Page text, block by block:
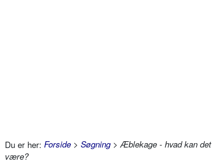
Du er her: Forside > Søgning> Æblekage - hvad kan det
være?